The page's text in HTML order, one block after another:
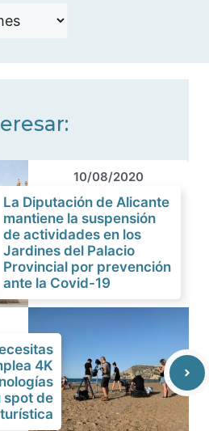
10/08/2020
La Diputación de Alicante
mantiene la suspensión
de actividades en los
Jardines del Palacio
Provincial por prevención
ante la Covid-19
4K
spot de